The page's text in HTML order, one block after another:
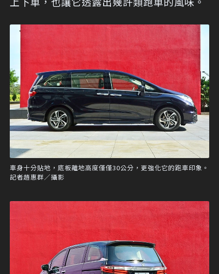
車身十分貼地，底板離地高度僅僅30公分，更強化它的跑車印象。
記者趙惠群／攝影